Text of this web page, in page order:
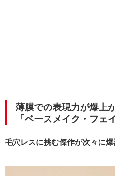
薄膜での表現力が爆上
「ベースメイク・フェ
毛穴レスに挑む傑作が次々に爆